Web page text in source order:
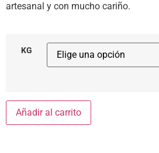
artesanal y con mucho cariño.
KG
Añadir al carrito